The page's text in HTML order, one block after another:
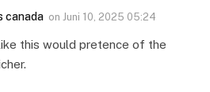
canada on Juni 10, 2025 05:24
this would pretence of the